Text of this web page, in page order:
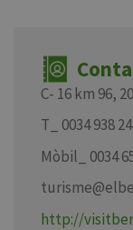
C- 16 km 96,
T_ 0034 938
Mòbil_ 0034
http://